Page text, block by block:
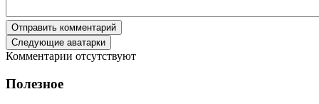
Отправить комментарий
Следующие аватарки
Комментарии отсутствуют
Полезное